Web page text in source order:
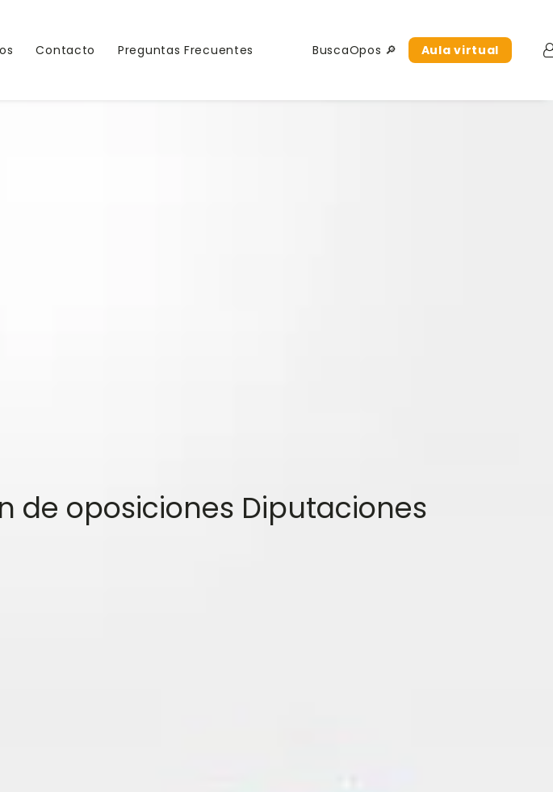
Contacto Preguntas Frecuentes BuscaOpos 🔎 Aula virtual
de oposiciones Diputaciones